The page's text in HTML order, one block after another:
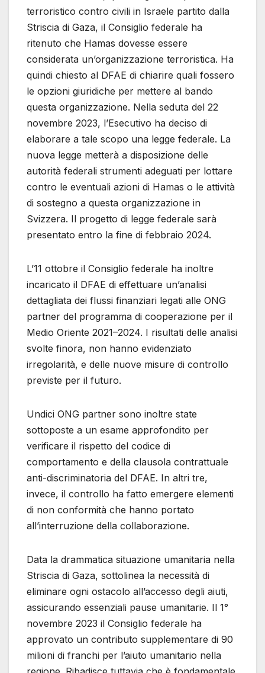
terroristico contro civili in Israele partito dalla
Striscia di Gaza, il Consiglio federale ha
ritenuto che Hamas dovesse essere
considerata un’organizzazione terroristica. Ha
quindi chiesto al DFAE di chiarire quali fossero
le opzioni giuridiche per mettere al bando
questa organizzazione. Nella seduta del 22
novembre 2023, l’Esecutivo ha deciso di
elaborare a tale scopo una legge federale. La
nuova legge metterà a disposizione delle
autorità federali strumenti adeguati per lottare
contro le eventuali azioni di Hamas o le attività
di sostegno a questa organizzazione in
Svizzera. Il progetto di legge federale sarà
presentato entro la fine di febbraio 2024.
L’11 ottobre il Consiglio federale ha inoltre
incaricato il DFAE di effettuare un’analisi
dettagliata dei flussi finanziari legati alle ONG
partner del programma di cooperazione per il
Medio Oriente 2021–2024. I risultati delle analisi
svolte finora, non hanno evidenziato
irregolarità, e delle nuove misure di controllo
previste per il futuro.
Undici ONG partner sono inoltre state
sottoposte a un esame approfondito per
verificare il rispetto del codice di
comportamento e della clausola contrattuale
anti-discriminatoria del DFAE. In altri tre,
invece, il controllo ha fatto emergere elementi
di non conformità che hanno portato
all’interruzione della collaborazione.
Data la drammatica situazione umanitaria nella
Striscia di Gaza, sottolinea la necessità di
eliminare ogni ostacolo all’accesso degli aiuti,
assicurando essenziali pause umanitarie. Il 1°
novembre 2023 il Consiglio federale ha
approvato un contributo supplementare di 90
milioni di franchi per l’aiuto umanitario nella